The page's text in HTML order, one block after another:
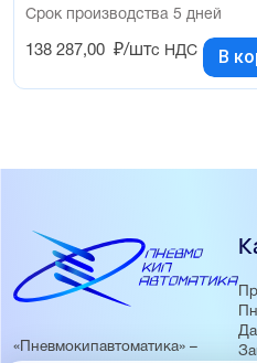
Срок производства 5 дней
138 287,00 ₽/штс НДС В
«Пневмокипавтоматика» –